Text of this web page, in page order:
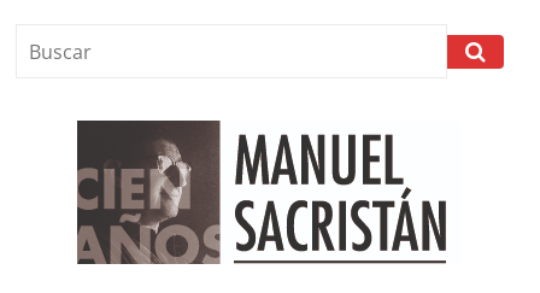
o
o p
ar
tir